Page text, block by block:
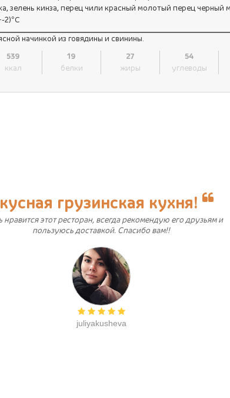
зелень кинза, перец чили красный молотый перец черный
2)°C
начинкой из говядины и свинины.
539
ккал
19
белки
27
жиры
54
углеводы
грузинская кухня!
нравится этот ресторан, всегда рекомендую его друзьям и
пользуюсь доставкой. Спасибо вам!!
juliyakusheva